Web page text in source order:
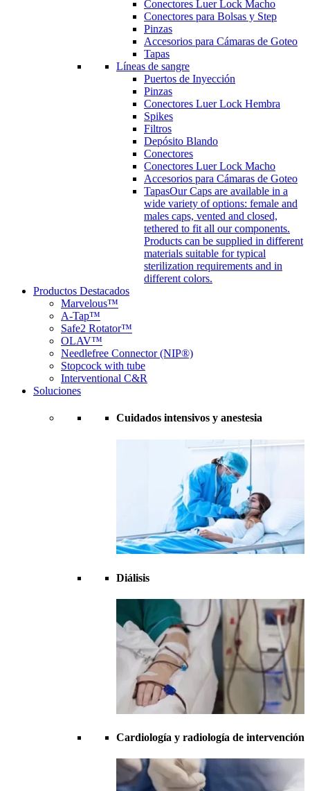
Conectores Luer Lock Macho
Conectores para Bolsas y Step
Pinzas
Accesorios para Cámaras de Goteo
Tapas
Líneas de sangre
Puertos de Inyección
Pinzas
Conectores Luer Lock Hembra
Spikes
Filtros
Depósito Blando
Conectores
Conectores Luer Lock Macho
Accesorios para Cámaras de Goteo
TapasOur Caps are available in a
wide variety of options: female and
males caps, vented and closed,
tethered to fit all our components.
Products can be supplied in different
materials suitable for typical
sterilization requirements and in
different colors.
Productos Destacados
Marvelous™
A-Tap™
Safe2 Rotator™
OLAV™
Needlefree Connector (NIP®)
Stopcock with tube
Interventional C&R
Soluciones
Cuidados intensivos y anestesia
Diálisis
Cardiología y radiología de intervención